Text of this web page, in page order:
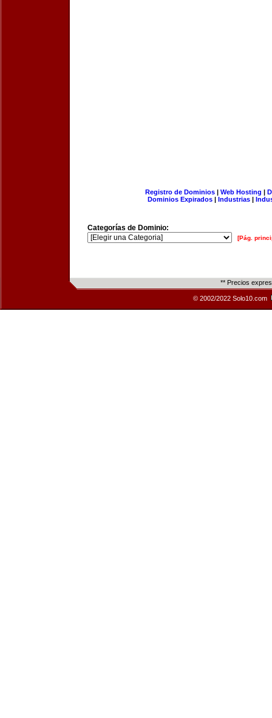
Registro de Dominios| Web Hosting |
Dominios Expirados | Industrias |
Categorías de Dominio:
[Pág.
** Precios
© 2002/2022 Solo10.com